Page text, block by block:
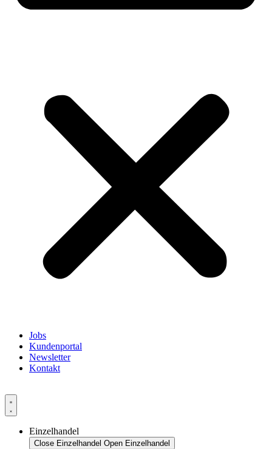
Jobs
Kundenportal
Newsletter
Kontakt
Einzelhandel
Close Einzelhandel Open Einzelhandel